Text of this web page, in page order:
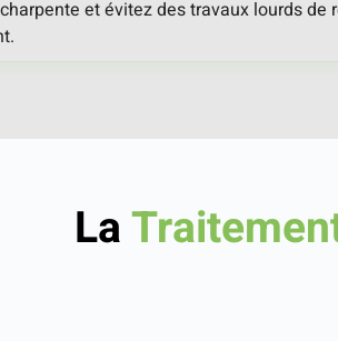
et évitez des travaux lourds de
La